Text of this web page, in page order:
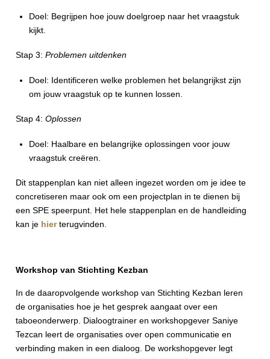
Doel: Begrijpen hoe jouw doelgroep naar het vraagstuk
kijkt.
Stap 3: Problemen uitdenken
Doel: Identificeren welke problemen het belangrijkst zijn
om jouw vraagstuk op te kunnen lossen.
Stap 4: Oplossen
Doel: Haalbare en belangrijke oplossingen voor jouw
vraagstuk creëren.
Dit stappenplan kan niet alleen ingezet worden om je idee te
concretiseren maar ook om een projectplan in te dienen bij
een SPE speerpunt. Het hele stappenplan en de handleiding
kan je hierterugvinden.
Workshop van Stichting Kezban
In de daaropvolgende workshop van Stichting Kezban leren
de organisaties hoe je het gesprek aangaat over een
taboeonderwerp. Dialoogtrainer en workshopgever Saniye
Tezcan leert de organisaties over open communicatie en
verbinding maken in een dialoog. De workshopgever legt